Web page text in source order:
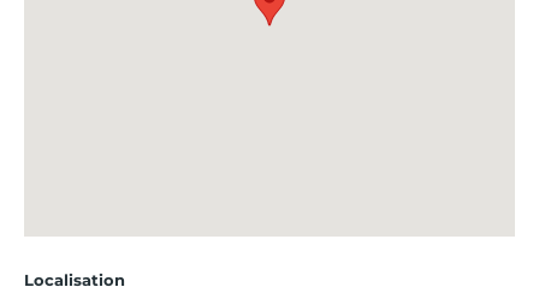
Localisation